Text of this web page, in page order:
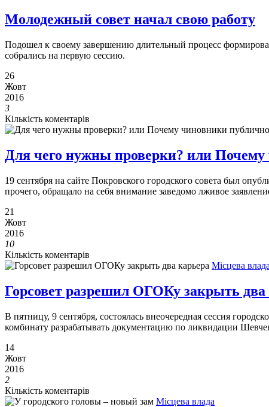
Молодежный совет начал свою работу
Подошел к своему завершению длительный процесс
собрались на первую сессию.
26
Жовт
2016
3
Кількість коментарів
Для чего нужны проверки? или Почему
19 сентября на сайте Покровского городского совета был
прочего, обращало на себя внимание заведомо лживое
21
Жовт
2016
10
Кількість коментарів
Місцева влада
Горсовет разрешил ОГОКу закрыть два
В пятницу, 9 сентября, состоялась внеочередная сессия
комбинату разрабатывать документацию по ликвидации
14
Жовт
2016
2
Кількість коментарів
Місцева влада